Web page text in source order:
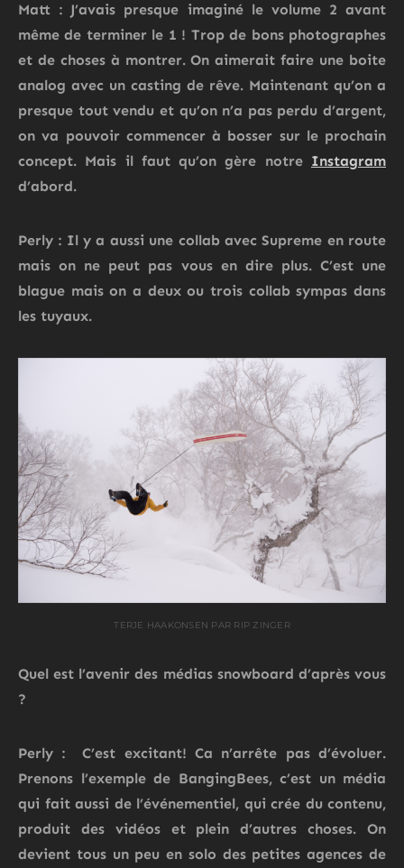
Matt : J’avais presque imaginé le volume 2 avant
même de terminer le 1 ! Trop de bons photographes
et de choses à montrer. On aimerait faire une boite
analog avec un casting de rêve. Maintenant qu’on a
presque tout vendu et qu’on n’a pas perdu d’argent,
on va pouvoir commencer à bosser sur le prochain
concept. Mais il faut qu’on gère notre Instagram
d’abord.
Perly : Il y a aussi une collab avec Supreme en route
mais on ne peut pas vous en dire plus. C’est une
blague mais on a deux ou trois collab sympas dans
les tuyaux.
TERJE HAAKONSEN PAR RIP ZINGER
Quel est l’avenir des médias snowboard d’après vous
?
Perly : C’est excitant! Ca n’arrête pas d’évoluer.
Prenons l’exemple de BangingBees, c’est un média
qui fait aussi de l’événementiel, qui crée du contenu,
produit des vidéos et plein d’autres choses. On
devient tous un peu en solo des petites agences de